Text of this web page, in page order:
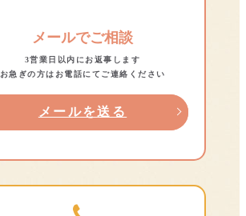
メールでご相談
3営業日以内にお返事します
お急ぎの方はお電話にてご連絡ください
メールを送る